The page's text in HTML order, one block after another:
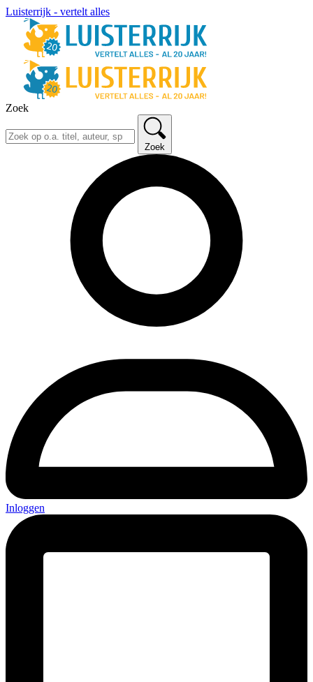
Luisterrijk - vertelt alles
Zoek
Zoek
Inloggen